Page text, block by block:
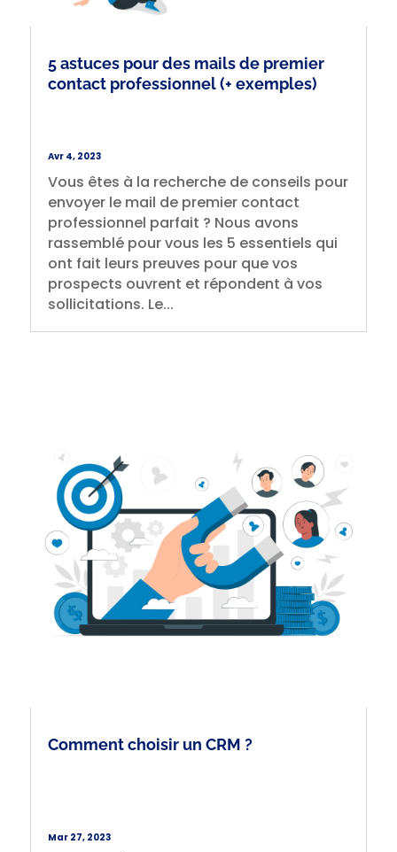
5 astuces pour des mails de premier
contact professionnel (+ exemples)
Avr 4, 2023
Vous êtes à la recherche de conseils pour
envoyer le mail de premier contact
professionnel parfait ? Nous avons
rassemblé pour vous les 5 essentiels qui
ont fait leurs preuves pour que vos
prospects ouvrent et répondent à vos
sollicitations. Le...
Comment choisir un CRM ?
Mar 27, 2023